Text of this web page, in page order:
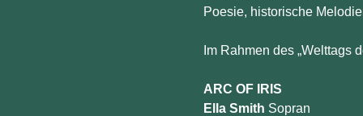
Poesie, historische
Im Rahmen des „Welttags
ARC OF IRIS
Ella Smith Sopran